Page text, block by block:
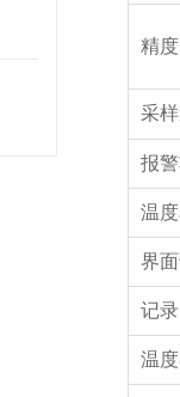
精度
采
报
温
界
记
温